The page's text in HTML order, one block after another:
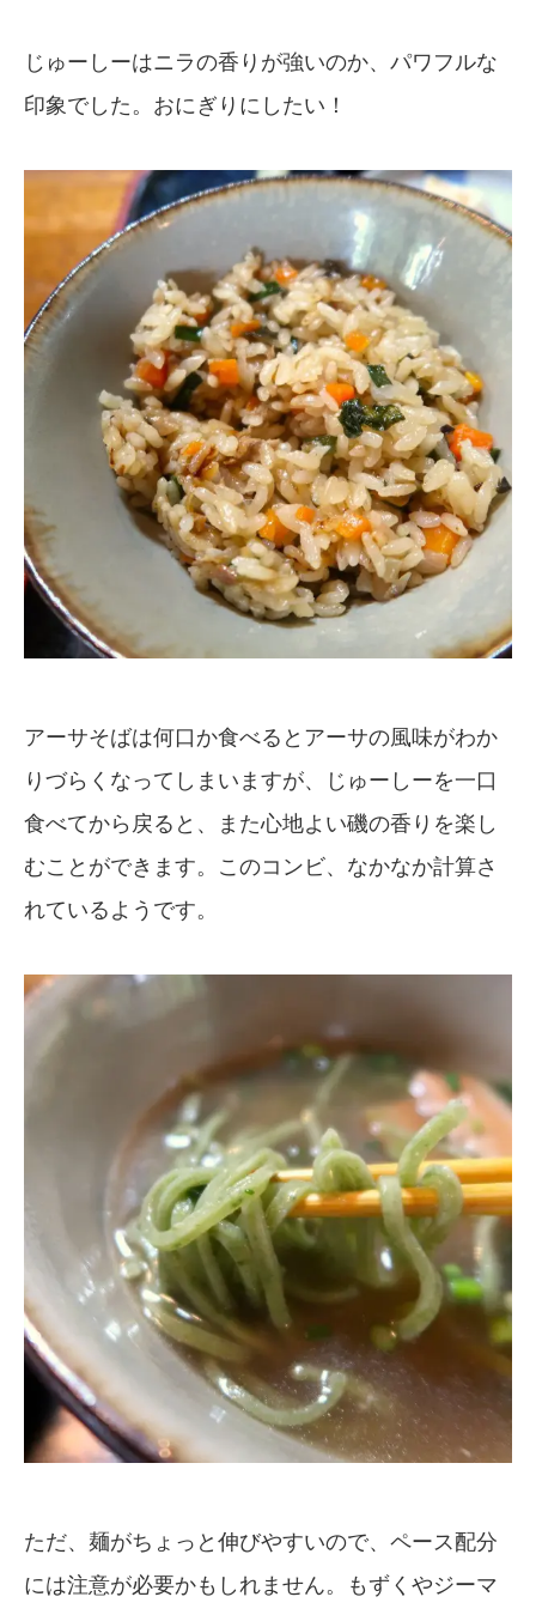
じゅーしーはニラの香りが強いのか、パワフルな
印象でした。おにぎりにしたい！
アーサそばは何口か食べるとアーサの風味がわか
りづらくなってしまいますが、じゅーしーを一口
食べてから戻ると、また心地よい磯の香りを楽し
むことができます。このコンビ、なかなか計算さ
れているようです。
ただ、麺がちょっと伸びやすいので、ペース配分
には注意が必要かもしれません。もずくやジーマ